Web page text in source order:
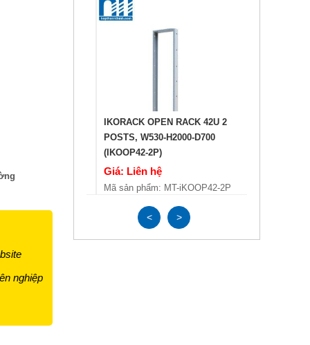
nghiệp
IKORACK OPEN RACK 42U 2
POSTS, W530-H2000-D700
(IKOOP42-2P)
Giá: Liên hệ
Mã sản phẩm: MT-iKOOP42-2P
< >